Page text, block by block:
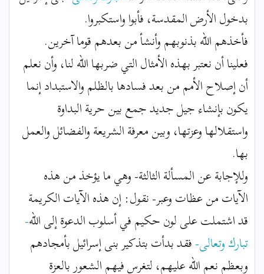
بدخول الأرض المقدسة، فأبوا واستكبروا.
فأخذهم الله بذنوبهم وأنشأ من بعدهم قوما آخرين.
فعلينا أن نعتبر بهذه الأمثال التي ضربها الله لنا، وأن نعلم
أن إصلاح الأمم من بعد فسادها بالظلم والاستبداد إنما
يكون بإنشاء جيل جديد جمع بين حرية البداوة
واستقلالها وعزتها، وبين معرفة الشريعة والفضائل والعمل
بها.
وللإجابة عن المسألة الثالثة- وهي ما يؤخذ من هذه
الآيات من عظات وعبر- نقول: إن هذه الآيات الكريمة
قد اشتملت على لون حكيم في أسلوب الدعوة إلى الله-
تبارك وتعالى-فقد بدأت بتذكير بنى إسرائيل بأمجادهم
وبعظم نعم الله عليهم، لتغرس فيهم الشعور بالعزة